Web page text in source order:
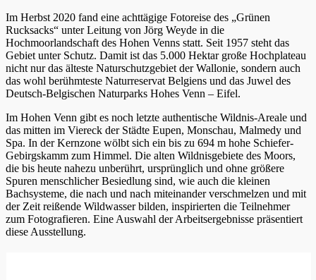
Im Herbst 2020 fand eine achttägige Fotoreise des „Grünen
Rucksacks“ unter Leitung von Jörg Weyde in die
Hochmoorlandschaft des Hohen Venns statt. Seit 1957 steht das
Gebiet unter Schutz. Damit ist das 5.000 Hektar große Hochplateau
nicht nur das älteste Naturschutzgebiet der Wallonie, sondern auch
das wohl berühmteste Naturreservat Belgiens und das Juwel des
Deutsch-Belgischen Naturparks Hohes Venn – Eifel.
Im Hohen Venn gibt es noch letzte authentische Wildnis-Areale und
das mitten im Viereck der Städte Eupen, Monschau, Malmedy und
Spa. In der Kernzone wölbt sich ein bis zu 694 m hohe Schiefer-
Gebirgskamm zum Himmel. Die alten Wildnisgebiete des Moors,
die bis heute nahezu unberührt, ursprünglich und ohne größere
Spuren menschlicher Besiedlung sind, wie auch die kleinen
Bachsysteme, die nach und nach miteinander verschmelzen und mit
der Zeit reißende Wildwasser bilden, inspirierten die Teilnehmer
zum Fotografieren. Eine Auswahl der Arbeitsergebnisse präsentiert
diese Ausstellung.